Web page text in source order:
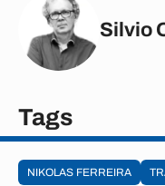
Silvio
Tags
NIKOLAS FERREIRA